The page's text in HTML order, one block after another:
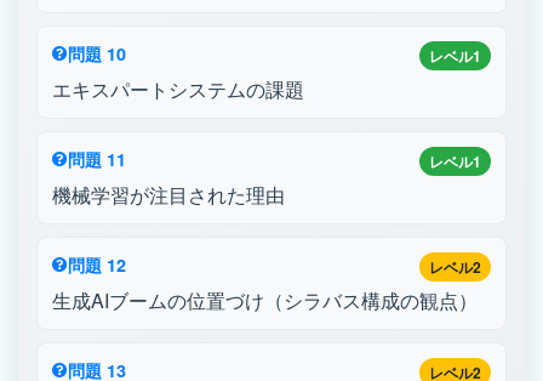
レベル1
問題 10
エキスパートシステムの課題
レベル1
問題 11
機械学習が注目された理由
レベル2
問題 12
生成AIブームの位置づけ（シラバス構成の観点）
レベル2
問題 13